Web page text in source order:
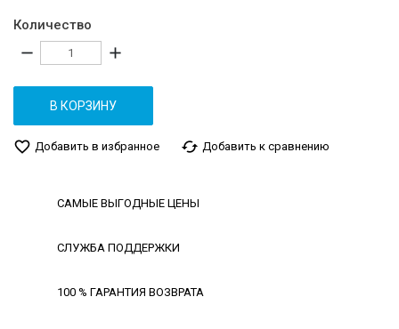
Количество
remove add
В КОРЗИНУ
favorite_border Добавить в избранное cached Добавить к сравнению
САМЫЕ ВЫГОДНЫЕ ЦЕНЫ
СЛУЖБА ПОДДЕРЖКИ
100 % ГАРАНТИЯ ВОЗВРАТА